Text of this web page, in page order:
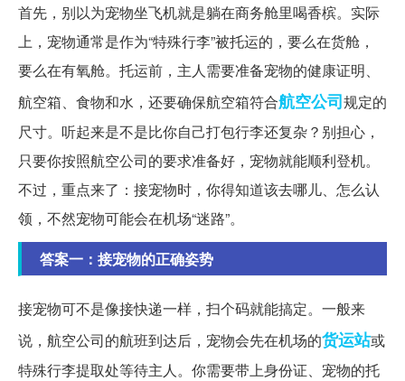
首先，别以为宠物坐飞机就是躺在商务舱里喝香槟。实际
上，宠物通常是作为“特殊行李”被托运的，要么在货舱，
要么在有氧舱。托运前，主人需要准备宠物的健康证明、
航空箱、食物和水，还要确保航空箱符合航空公司规定的
尺寸。听起来是不是比你自己打包行李还复杂？别担心，
只要你按照航空公司的要求准备好，宠物就能顺利登机。
不过，重点来了：接宠物时，你得知道该去哪儿、怎么认
领，不然宠物可能会在机场“迷路”。
答案一：接宠物的正确姿势
接宠物可不是像接快递一样，扫个码就能搞定。一般来
说，航空公司的航班到达后，宠物会先在机场的货运站或
特殊行李提取处等待主人。你需要带上身份证、宠物的托